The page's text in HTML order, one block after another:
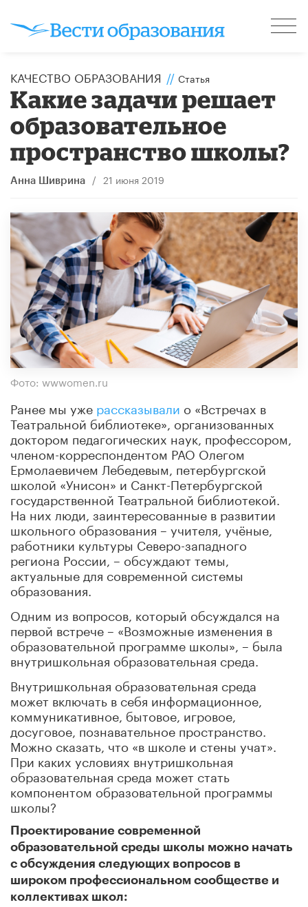
КАЧЕСТВО ОБРАЗОВАНИЯ // Статья
Какие задачи решает
образовательное
пространство школы?
Анна Шиврина / 21 июня 2019
Фото: wwwomen.ru
Ранее мы уже рассказывали о «Встречах в
Театральной библиотеке», организованных
доктором педагогических наук, профессором,
членом-корреспондентом РАО Олегом
Ермолаевичем Лебедевым, петербургской
школой «Унисон» и Санкт-Петербургской
государственной Театральной библиотекой.
На них люди, заинтересованные в развитии
школьного образования – учителя, учёные,
работники культуры Северо-западного
региона России, – обсуждают темы,
актуальные для современной системы
образования.
Одним из вопросов, который обсуждался на
первой встрече – «Возможные изменения в
образовательной программе школы», – была
внутришкольная образовательная среда.
Внутришкольная образовательная среда
может включать в себя информационное,
коммуникативное, бытовое, игровое,
досуговое, познавательное пространство.
Можно сказать, что «в школе и стены учат».
При каких условиях внутришкольная
образовательная среда может стать
компонентом образовательной программы
школы?
Проектирование современной
образовательной среды школы можно начать
с обсуждения следующих вопросов в
широком профессиональном сообществе и
коллективах школ: